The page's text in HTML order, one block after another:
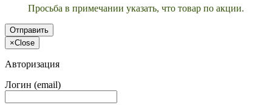
Просьба в примечании указать, что товар по акции.
Отправить
×Close
Авторизация
Логин (email)